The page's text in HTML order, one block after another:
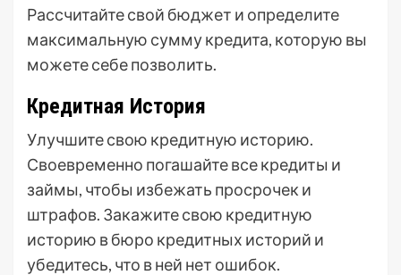
Рассчитайте свой бюджет и определите
максимальную сумму кредита, которую вы
можете себе позволить.
Кредитная История
Улучшите свою кредитную историю.
Своевременно погашайте все кредиты и
займы, чтобы избежать просрочек и
штрафов. Закажите свою кредитную
историю в бюро кредитных историй и
убедитесь, что в ней нет ошибок.